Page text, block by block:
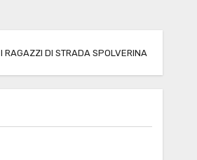
I RAGAZZI DI STRADA SPOLVERINA